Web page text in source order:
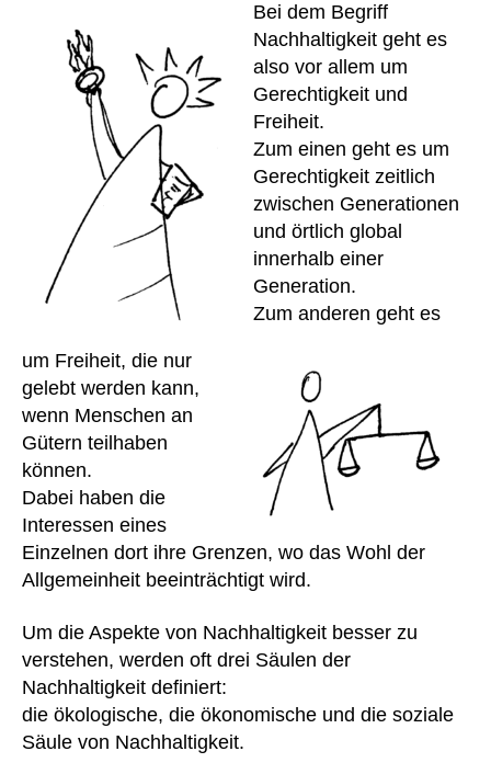
Bei dem Begriff
Nachhaltigkeit geht es
also vor allem um
Gerechtigkeit und
Freiheit.
Zum einen geht es um
Gerechtigkeit zeitlich
zwischen Generationen
und örtlich global
innerhalb einer
Generation.
Zum anderen geht es
um Freiheit, die nur
gelebt werden kann,
wenn Menschen an
Gütern teilhaben
können.
Dabei haben die
Interessen eines
Einzelnen dort ihre Grenzen, wo das Wohl der
Allgemeinheit beeinträchtigt wird.
Um die Aspekte von Nachhaltigkeit besser zu
verstehen, werden oft drei Säulen der
Nachhaltigkeit definiert:
die ökologische, die ökonomische und die soziale
Säule von Nachhaltigkeit.